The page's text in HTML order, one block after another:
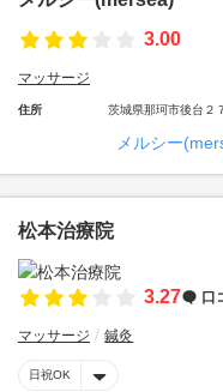
3.00
マッサージ
住所 茨城県那珂市後台２
メルシー
松本治療院
3.27 口
マッサージ 鍼灸
日祝OK